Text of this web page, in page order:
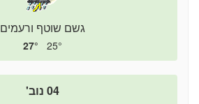
גשם שוטף ורעמים
25°
27°
04 נוב'